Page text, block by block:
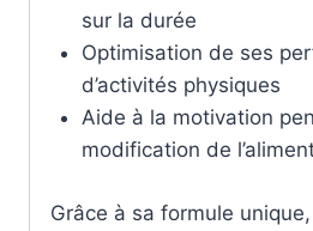
sur la durée
Optimisation de ses
d’activités physiques
Aide à la motivation
modification de
Grâce à sa formule